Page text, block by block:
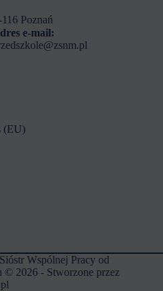
Poznań
e-mail:
(EU)
Wspólnej Pracy od
© 2026 - Stworzone przez